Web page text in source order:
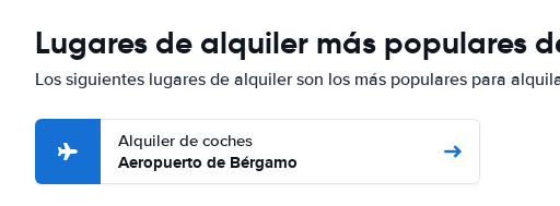
Lugares de alquiler más populares
Los siguientes lugares de alquiler son los más populares para
Alquiler de coches
Aeropuerto de Bérgamo